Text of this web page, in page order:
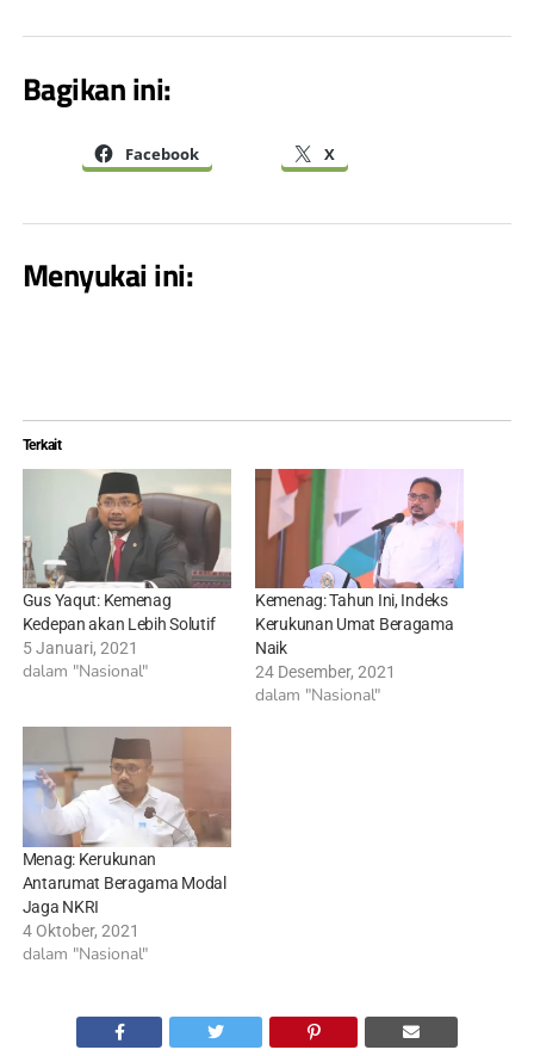
Bagikan ini:
Facebook X
Menyukai ini:
Terkait
Gus Yaqut: Kemenag
Kedepan akan Lebih Solutif
5 Januari, 2021
dalam "Nasional"
Kemenag: Tahun Ini, Indeks
Kerukunan Umat Beragama
Naik
24 Desember, 2021
dalam "Nasional"
Menag: Kerukunan
Antarumat Beragama Modal
Jaga NKRI
4 Oktober, 2021
dalam "Nasional"